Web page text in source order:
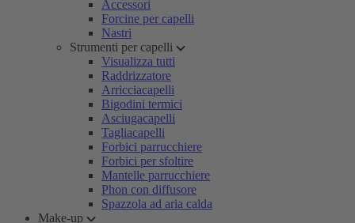
Accessori
Forcine per capelli
Nastri
Strumenti per capelli
Visualizza tutti
Raddrizzatore
Arricciacapelli
Bigodini termici
Asciugacapelli
Tagliacapelli
Forbici parrucchiere
Forbici per sfoltire
Mantelle parrucchiere
Phon con diffusore
Spazzola ad aria calda
Make-up